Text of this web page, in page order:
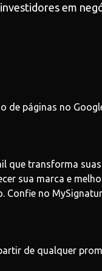
em
de páginas no
que transforma
sua marca e
Confie no
de qualquer